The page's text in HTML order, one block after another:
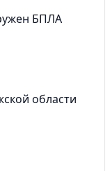
БПЛА
области